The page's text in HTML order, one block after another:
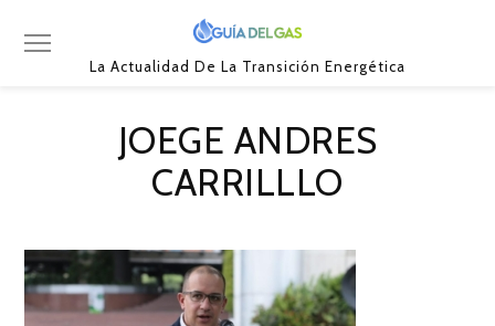
La Actualidad De La Transición Energética
JOEGE ANDRES
CARRILLLO